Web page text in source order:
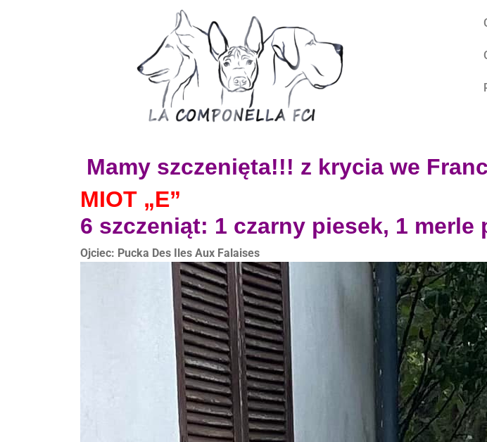
Mamy szczenięta!!! z krycia we
MIOT „E”
6 szczeniąt: 1 czarny piesek, 1 merle
Ojciec: Pucka Des Iles Aux Falaises